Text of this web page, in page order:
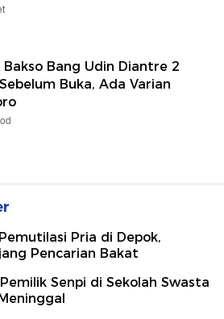
Bakso Bang Udin Diantre 2
Buka, Ada Varian
Pria di Depok,
Pencarian Bakat
Senpi di Sekolah Swasta